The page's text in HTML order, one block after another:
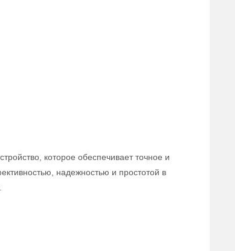
которое обеспечивает точное и
надежностью и простотой в